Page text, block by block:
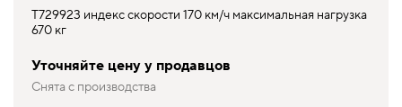
T729923 индекс скорости 170 км/ч максимальная нагрузка
670 кг
Уточняйте цену у продавцов
Снята с производства